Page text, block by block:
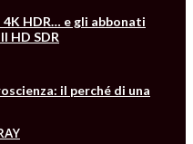
HDR… e gli abbonati
HD SDR
il perché di una